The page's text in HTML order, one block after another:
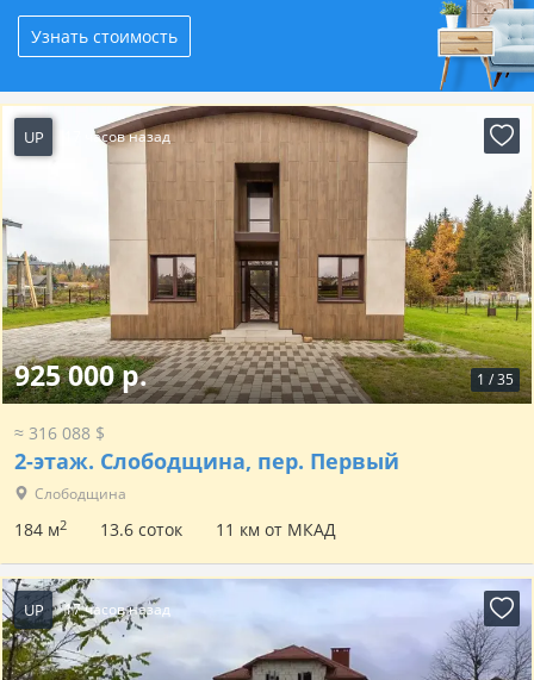
Узнать стоимость
UP 17 часов назад
1 /35
925 000 р.
≈ 316 088 $
2-этаж. Слободщина, пер. Первый
Слободщина
184 м2 13.6 соток 11 км от МКАД
UP 17 часов назад